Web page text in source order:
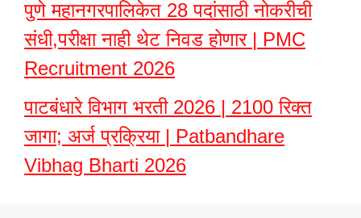
पुणे महानगरपालिकेत 28 पदांसाठी नोकरीची
संधी,परीक्षा नाही थेट निवड होणार | PMC
Recruitment 2026
पाटबंधारे विभाग भरती 2026 | 2100 रिक्त
जागा; अर्ज प्रक्रिया | Patbandhare
Vibhag Bharti 2026